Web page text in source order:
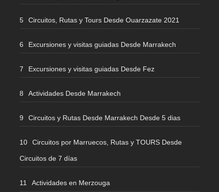
Circuitos, Rutas y Tours Desde Ouarzazate 2021
Excursiones y visitas guiadas Desde Marrakech
Excursiones y visitas guiadas Desde Fez
Actividades Desde Marrakech
Circuitos y Rutas Desde Marrakech Desde 5 dias
Circuitos por Marruecos, Rutas y TOURS Desde
Circuitos de 7 días
Actividades en Merzouga